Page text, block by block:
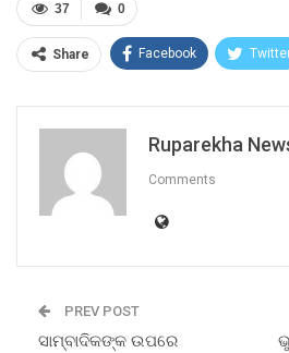
0
37
Share Facebook
Ruparekha
Comments
PREV POST
ସାମ୍ବାଦିକଙ୍କ ଉପରେ